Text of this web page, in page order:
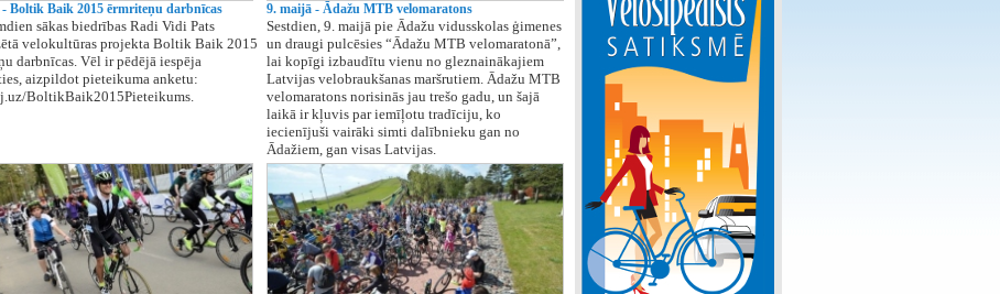
Boltik Baik 2015 ērmriteņu darbnīcas
sākas biedrības Radi Vidi Pats
velokultūras projekta Boltik Baik 2015
darbnīcas. Vēl ir pēdējā iespēja
aizpildot pieteikuma anketu:
BoltikBaik2015Pieteikums.
9. maijā - Ādažu MTB velomaratons
Sestdien, 9. maijā pie Ādažu vidusskolas ģimenes
un draugi pulcēsies “Ādažu MTB velomaratonā”,
lai kopīgi izbaudītu vienu no gleznainākajiem
Latvijas velobraukšanas maršrutiem. Ādažu MTB
velomaratons norisinās jau trešo gadu, un šajā
laikā ir kļuvis par iemīļotu tradīciju, ko
iecienījuši vairāki simti dalībnieku gan no
Ādažiem, gan visas Latvijas.